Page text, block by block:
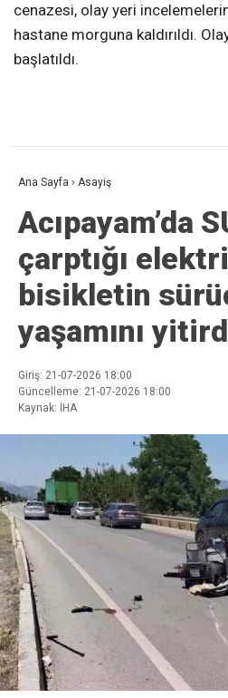
cenazesi, olay yeri
hastane morguna kaldırıldı.
başlatıldı.
Ana Sayfa › Asayiş
Acıpayam’da
çarptığı
bisikletin
yaşamını
Giriş: 21-07-2026 18:00
Güncelleme: 21-07-2026 18:00
Kaynak: İHA